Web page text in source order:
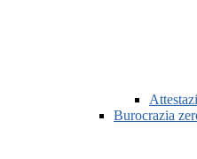
Burocrazia